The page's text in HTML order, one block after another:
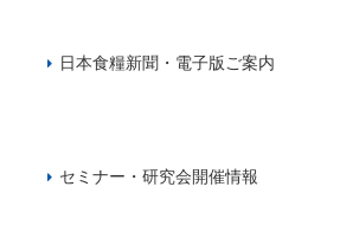
日本食糧新聞・電子版ご案内
セミナー・研究会開催情報